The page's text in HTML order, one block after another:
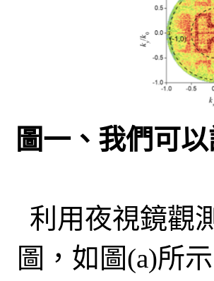
圖一、我們可
利用夜視鏡觀
圖，如圖(a)所